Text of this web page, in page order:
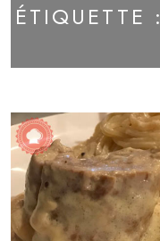
ÉTIQUETTE :